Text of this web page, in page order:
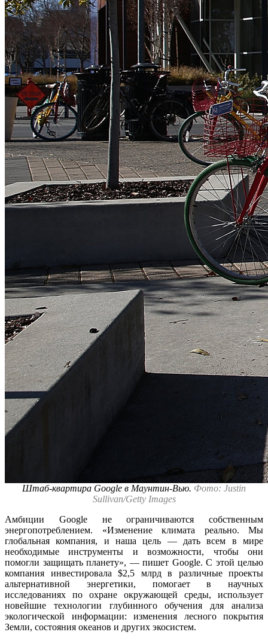
Штаб-квартира Google в Маунтин-Вью. Фото: Justin
Sullivan/Getty Images
Амбиции Google не ограничиваются собственным
энергопотреблением. «Изменение климата реально. Мы
глобальная компания, и наша цель — дать всем в мире
необходимые инструменты и возможности, чтобы они
помогли защищать планету», — пишет Google. С этой целью
компания инвестировала $2,5 млрд в различные проекты
альтернативной энергетики, помогает в научных
исследованиях по охране окружающей среды, использует
новейшие технологии глубинного обучения для анализа
экологической информации: изменения лесного покрытия
Земли, состояния океанов и других экосистем.